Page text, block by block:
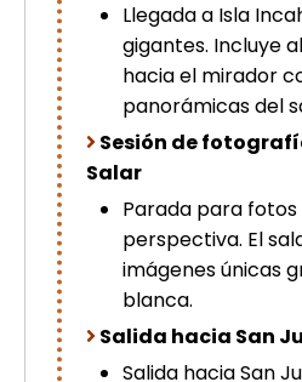
Llegada a Isla
gigantes. Incluye
hacia el mirador
panorámicas del
Sesión de
Salar
Parada para
perspectiva. El
imágenes únicas
blanca.
Salida hacia San
Salida hacia San